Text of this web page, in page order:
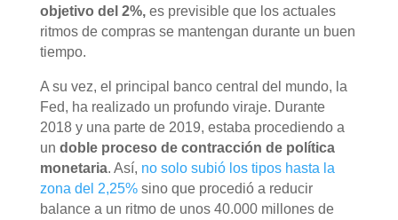
objetivo del 2%,es previsible que los actuales
ritmos de compras se mantengan durante un buen
tiempo.
A su vez, el principal banco central del mundo, la
Fed, ha realizado un profundo viraje. Durante
2018 y una parte de 2019, estaba procediendo a
un doble proceso de contracción de política
monetaria. Así, no solo subió los tipos hasta la
zona del 2,25%sino que procedió a reducir
balance a un ritmo de unos 40.000 millones de